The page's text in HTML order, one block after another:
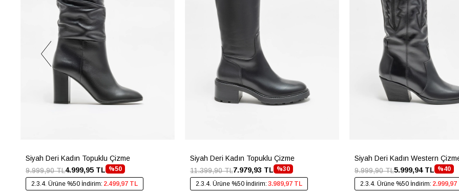
Siyah Deri Kadın Topuklu Çizme
%50
4.999,95 TL
9.999,90 TL
2.3.4. Ürüne %50 İndirim: 2.499,97 TL
Siyah Deri Kadın Topuklu Çizme
%30
7.979,93 TL
11.399,90 TL
2.3.4. Ürüne %50 İndirim: 3.989,97 TL
Siyah Deri Kadın Western
%40
5.999,94 TL
9.999,90 TL
2.3.4. Ürüne %50 İndirim: 2.999,97